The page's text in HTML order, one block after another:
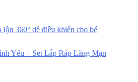
lộn 360° dễ điều khiển cho bé
Yêu – Set Lắp Ráp Lãng Mạn